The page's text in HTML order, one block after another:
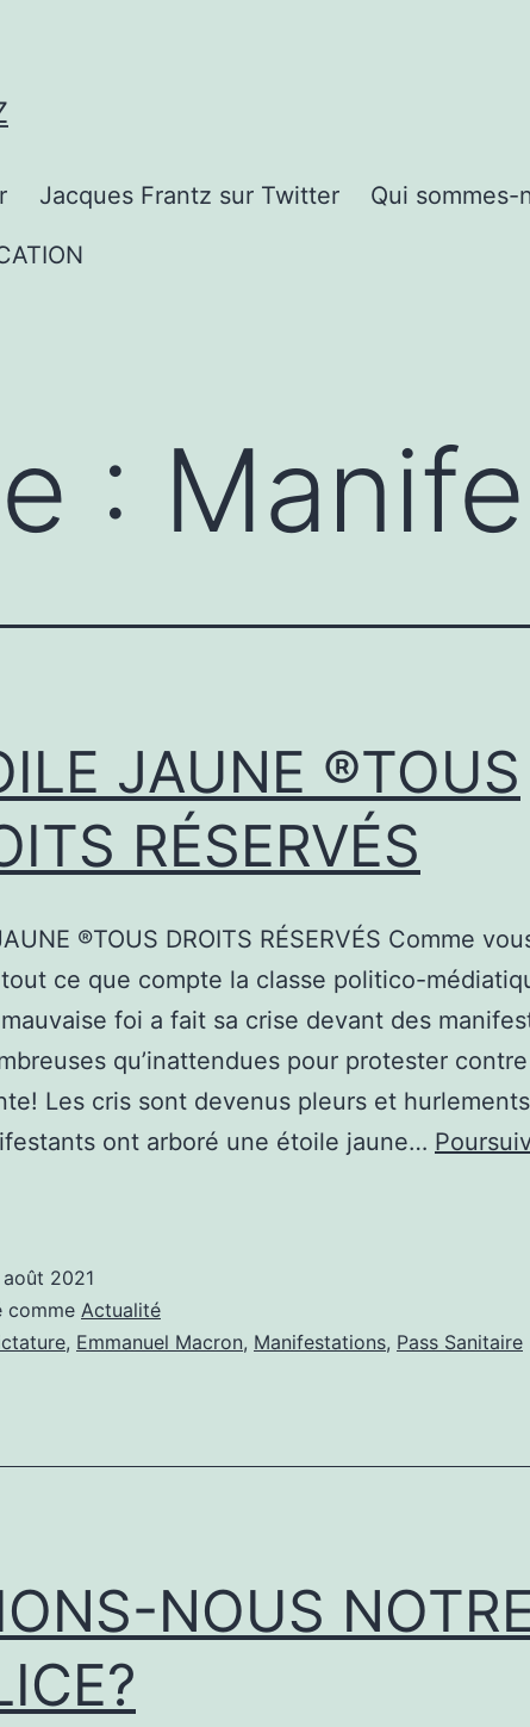
Jacques Frantz sur Twitter Qui sommes-
:
JAUNE ®TOUS
RÉSERVÉS
®TOUS DROITS RÉSERVÉS Comme
ce que compte la classe politico-
foi a fait sa crise devant des
qu’inattendues pour protester
Les cris sont devenus pleurs et
ont arboré une étoile jaune…
2021
comme Actualité
, Emmanuel Macron, Manifestations, Pass Sanitaire
NOUS